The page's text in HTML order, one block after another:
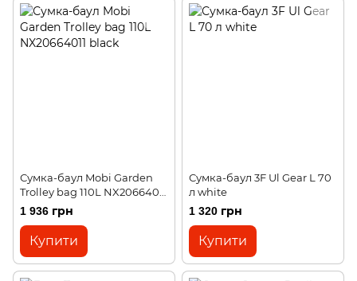
Сумка-баул Mobi Garden
Trolley bag 110L NX20664011
black
1 936 грн
Купити
Сумка-баул 3F Ul Gear L 70
л white
1 320 грн
Купити